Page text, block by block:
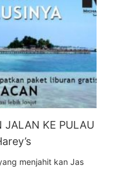
JALAN KE PULAU
menjahit kan Jas